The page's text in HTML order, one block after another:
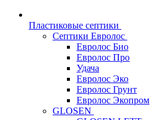
Пластиковые септики
Септики Евролос
Евролос Био
Евролос Про
Удача
Евролос Эко
Евролос Грунт
Евролос Экопром
GLOSEN